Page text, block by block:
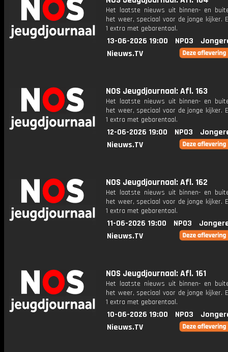
Het laatste nieuws uit binnen- en
het weer, speciaal voor de jonge kijker.
1 extra met gebarentaal.
13-06-2026 19:00 NPO3
Nieuws.TV
NOS Jeugdjournaal: Afl. 163
Het laatste nieuws uit binnen- en
het weer, speciaal voor de jonge kijker.
1 extra met gebarentaal.
12-06-2026 19:00 NPO3
Nieuws.TV
NOS Jeugdjournaal: Afl. 162
Het laatste nieuws uit binnen- en
het weer, speciaal voor de jonge kijker.
1 extra met gebarentaal.
11-06-2026 19:00 NPO3
Nieuws.TV
NOS Jeugdjournaal: Afl. 161
Het laatste nieuws uit binnen- en
het weer, speciaal voor de jonge kijker.
1 extra met gebarentaal.
10-06-2026 19:00 NPO3
Nieuws.TV